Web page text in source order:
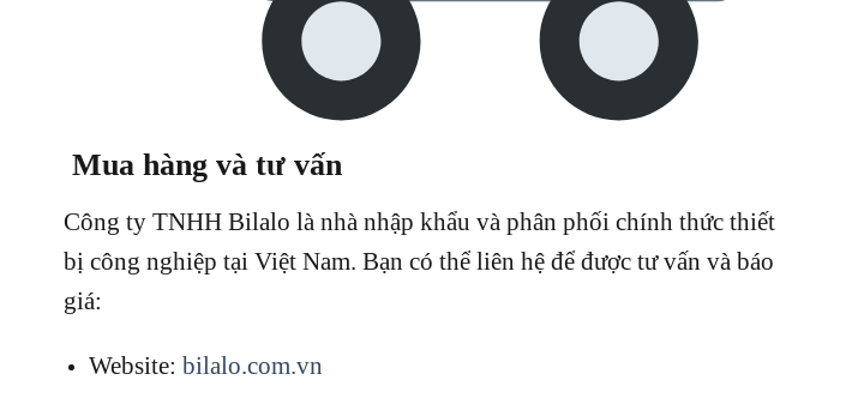
Mua hàng và tư vấn
Công ty TNHH Bilalo là nhà nhập khẩu và phân phối chính thức thiết
bị công nghiệp tại Việt Nam. Bạn có thể liên hệ để được tư vấn và báo
giá:
Website: bilalo.com.vn